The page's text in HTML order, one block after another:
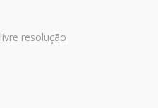
resolução